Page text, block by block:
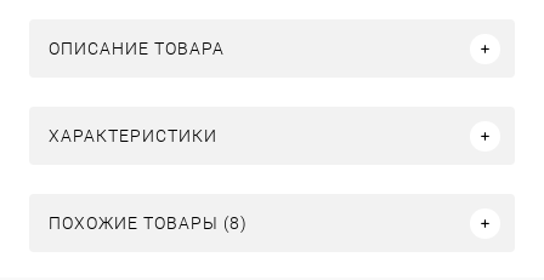
ОПИСАНИЕ ТОВАРА
ХАРАКТЕРИСТИКИ
ПОХОЖИЕ ТОВАРЫ (8)